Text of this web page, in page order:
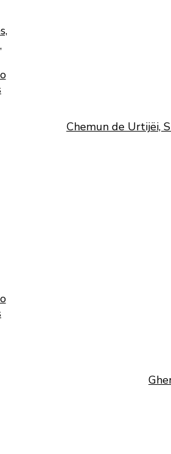
Chemun de Urtijëi,